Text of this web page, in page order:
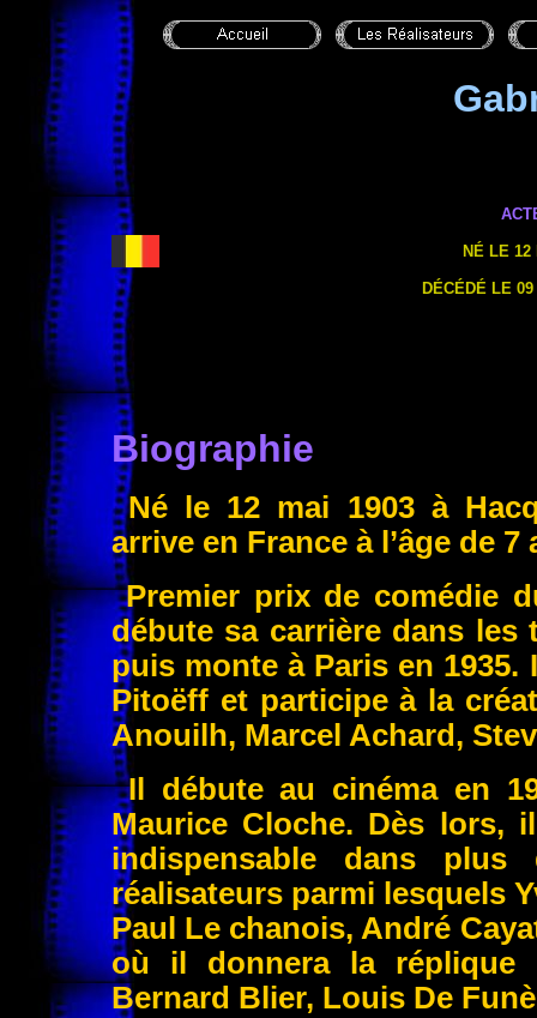
NÉ LE 12
DÉCÉDÉ LE
Biographie
Né le 12 mai 1903 à
arrive en France à l’âge de 7
Premier prix de comédie
débute sa carrière dans les
puis monte à Paris en
Pitoëff et participe à la
Anouilh, Marcel Achard,
Il débute au cinéma en
Maurice Cloche. Dès lors,
indispensable dans
réalisateurs parmi lesquels
Paul Le chanois, André
où il donnera la réplique
Bernard Blier, Louis De